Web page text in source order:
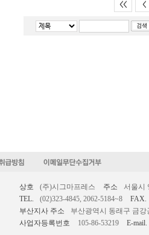
<< <
상호 (주)시그마프레스 주소
서울시
TEL.
(02)323-4845, 2062-5184~8
FAX.
부산지사 주소
부산광역시 동래구 금강
사업자등록번호
105-86-53219 E-mail.